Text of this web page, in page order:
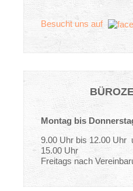
Besucht uns auf
Montag bis
9.00 Uhr bis 12.00 Uhr
15.00 Uhr
Freitags nach